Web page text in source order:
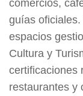
comercios,
guías
espacios
Cultura y
certificaciones
restaurantes y